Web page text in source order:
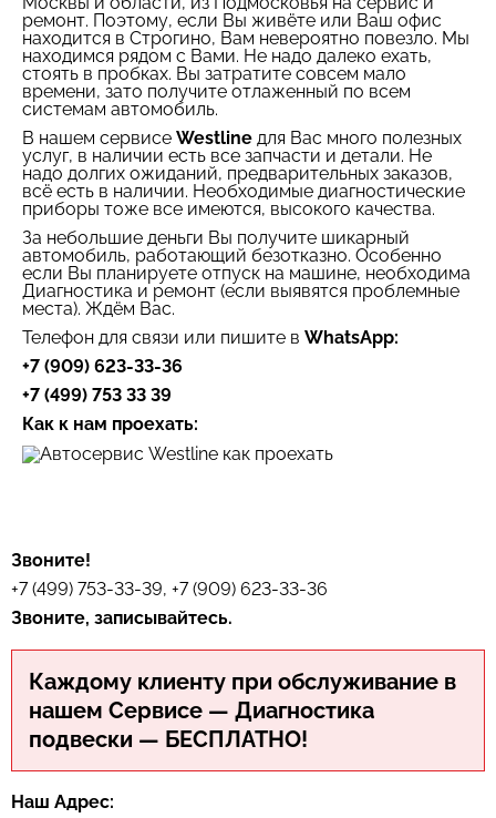
ремонт. Поэтому, если Вы живёте или Ваш офис
находится в Строгино, Вам невероятно повезло. Мы
находимся рядом с Вами. Не надо далеко ехать,
стоять в пробках. Вы затратите совсем мало
времени, зато получите отлаженный по всем
системам автомобиль.
В нашем сервисе Westline для Вас много полезных
услуг, в наличии есть все запчасти и детали. Не
надо долгих ожиданий, предварительных заказов,
всё есть в наличии. Необходимые диагностические
приборы тоже все имеются, высокого качества.
За небольшие деньги Вы получите шикарный
автомобиль, работающий безотказно. Особенно
если Вы планируете отпуск на машине, необходима
Диагностика и ремонт (если выявятся проблемные
места). Ждём Вас.
Телефон для связи или пишите в WhatsApp:
+7 (909) 623-33-36
+7 (499) 753 33 39
Как к нам проехать:
Звоните!
+7 (499) 753-33-39, +7 (909) 623-33-36
Звоните, записывайтесь.
Каждому клиенту при обслуживание в
нашем Сервисе — Диагностика
подвески — БЕСПЛАТНО!
Наш Адрес: